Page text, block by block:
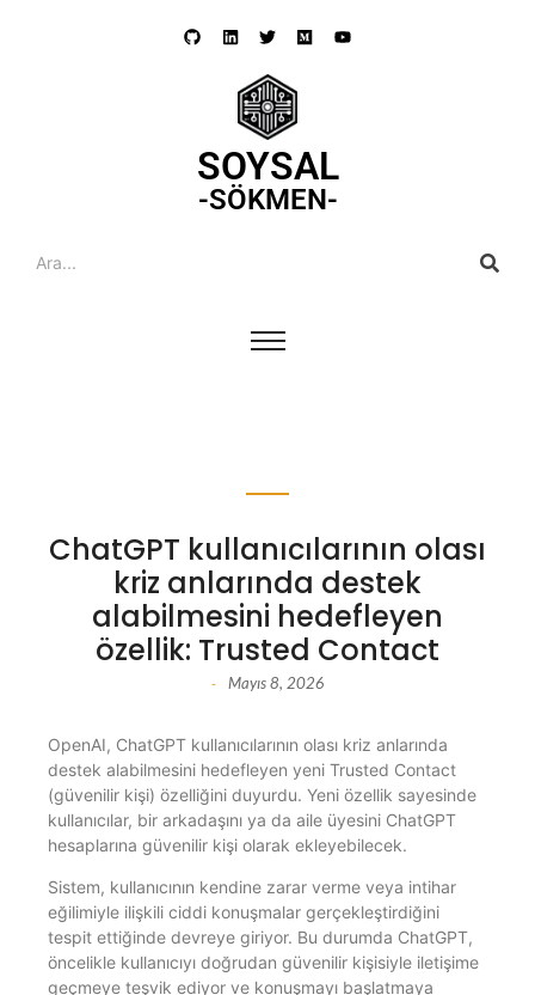
SOYSAL
-SÖKMEN-
ChatGPT kullanıcılarının olası
kriz anlarında destek
alabilmesini hedefleyen
özellik: Trusted Contact
- Mayıs 8, 2026
OpenAI, ChatGPT kullanıcılarının olası kriz anlarında
destek alabilmesini hedefleyen yeni Trusted Contact
(güvenilir kişi) özelliğini duyurdu. Yeni özellik sayesinde
kullanıcılar, bir arkadaşını ya da aile üyesini ChatGPT
hesaplarına güvenilir kişi olarak ekleyebilecek.
Sistem, kullanıcının kendine zarar verme veya intihar
eğilimiyle ilişkili ciddi konuşmalar gerçekleştirdiğini
tespit ettiğinde devreye giriyor. Bu durumda ChatGPT,
öncelikle kullanıcıyı doğrudan güvenilir kişisiyle iletişime
geçmeye teşvik ediyor ve konuşmayı başlatmaya